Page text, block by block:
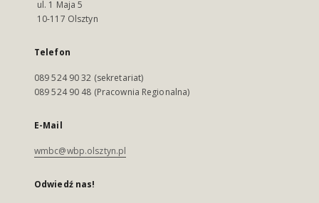
ul. 1 Maja 5
10-117 Olsztyn
Telefon
089 524 90 32 (sekretariat)
089 524 90 48 (Pracownia Regionalna)
E-Mail
wmbc@wbp.olsztyn.pl
Odwiedź nas!